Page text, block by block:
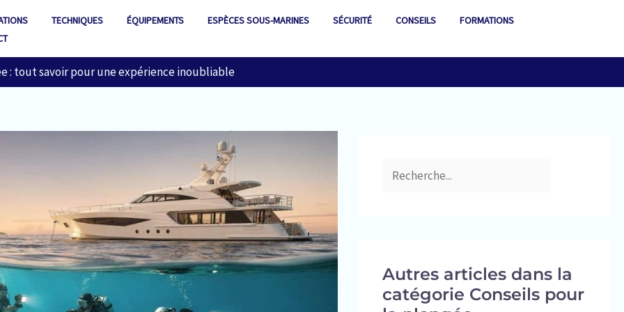
TECHNIQUES ÉQUIPEMENTS ESPÈCES SOUS-MARINES SÉCURITÉ CONSEILS
FORMATIONS
: tout savoir pour une expérience inoubliable
c
Autres articles dans la
catégorie Conseils pour